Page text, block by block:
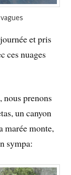
et pris
ces nuages
nous prenons
un canyon
marée monte,
sympa: